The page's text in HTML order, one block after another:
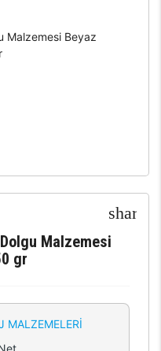
Malzemesi Beyaz
Malzemesi
gr
MALZEMELERI